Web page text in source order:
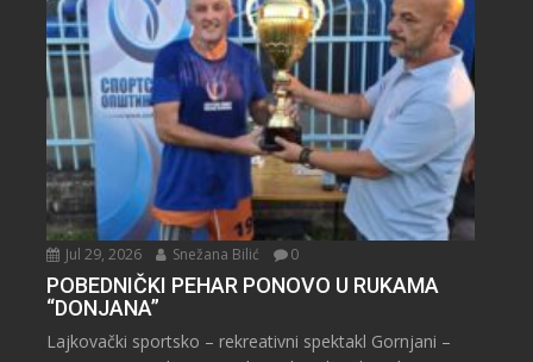
Jul 29, 2026 Snežana Bilić 0
POBEDNIČKI PEHAR PONOVO U RUKAMA
“DONJANA”
Lajkovački sportsko – rekreativni spektakl Gornjani –